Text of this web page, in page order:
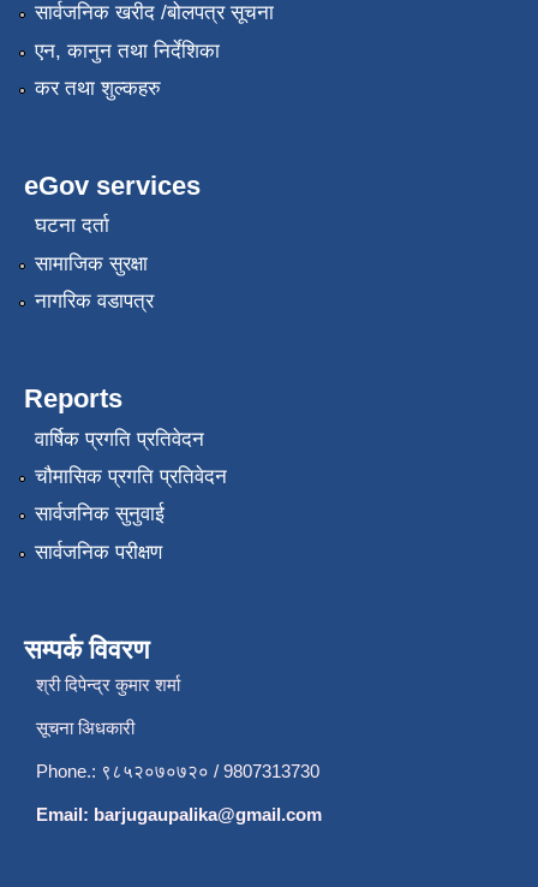
सार्वजनिक खरीद /बोलपत्र सूचना
एन, कानुन तथा निर्देशिका
कर तथा शुल्कहरु
eGov services
घटना दर्ता
सामाजिक सुरक्षा
नागरिक वडापत्र
Reports
वार्षिक प्रगति प्रतिवेदन
चौमासिक प्रगति प्रतिवेदन
सार्वजनिक सुनुवाई
सार्वजनिक परीक्षण
सम्पर्क विवरण
श्री दिपेन्द्र कुमार शर्मा
सूचना अिधकारी
Phone.: ९८५२०७०७२० / 9807313730
Email: barjugaupalika@gmail.com